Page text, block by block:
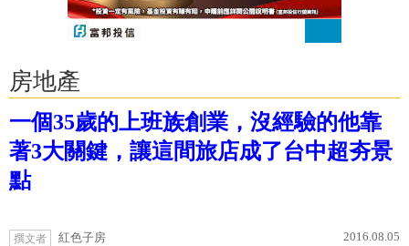
房地產
一個35歲的上班族創業，沒經驗的他靠
著3大關鍵，讓這間旅店成了台中超夯景
點
撰文者 紅色子房 2016.08.05